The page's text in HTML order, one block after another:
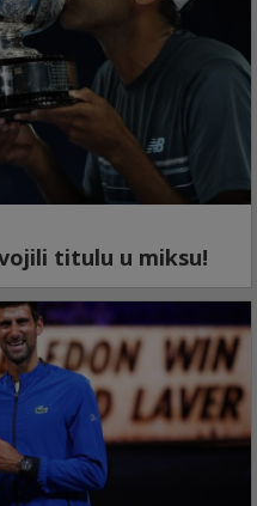
titulu u miksu!